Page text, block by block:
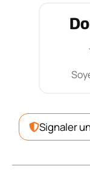
Signaler